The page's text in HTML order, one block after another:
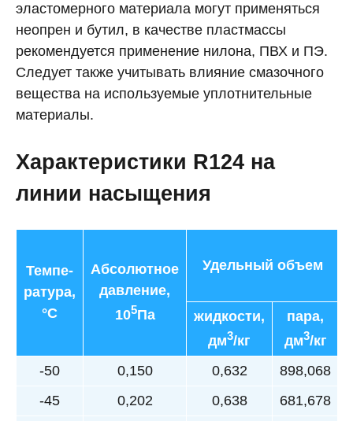
эластомерного материала могут применяться
неопрен и бутил, в качестве пластмассы
рекомендуется применение нилона, ПВХ и ПЭ.
Следует также учитывать влияние смазочного
вещества на используемые уплотнительные
материалы.
Характеристики R124 на
линии насыщения
Темпе-
ратура,
°C
Абсолютное
давление,
105Па
Удельный объем
жидкости,
дм3/кг
пара,
дм3/кг
-50 0,150 0,632
898,068
-45
0,202 0,638 681,678